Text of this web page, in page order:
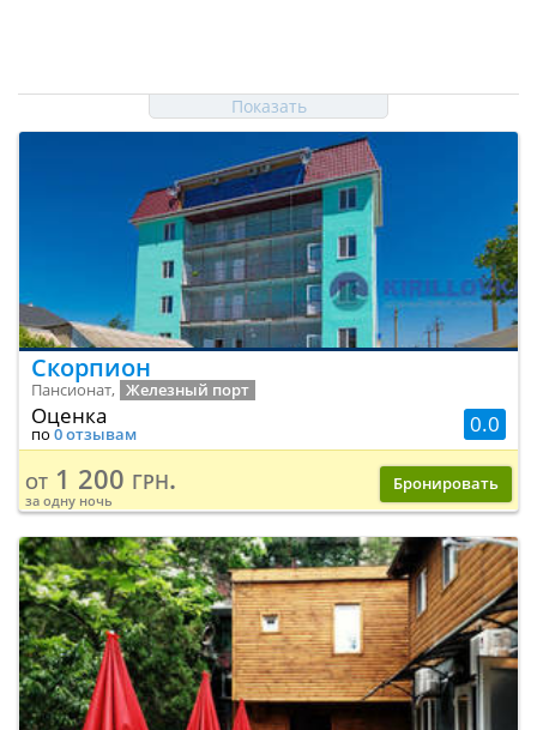
Показать
Скорпион
Пансионат, Железный порт
0.0
Оценка
по 0 отзывам
от 1 200 грн.
за одну ночь
Бронировать